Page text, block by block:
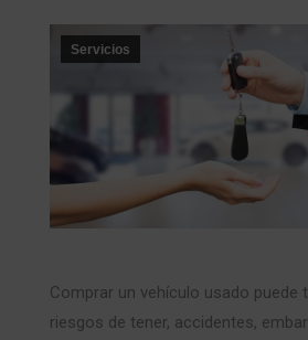
Servicios
Comprar un vehículo usado puede
riesgos de tener, accidentes,